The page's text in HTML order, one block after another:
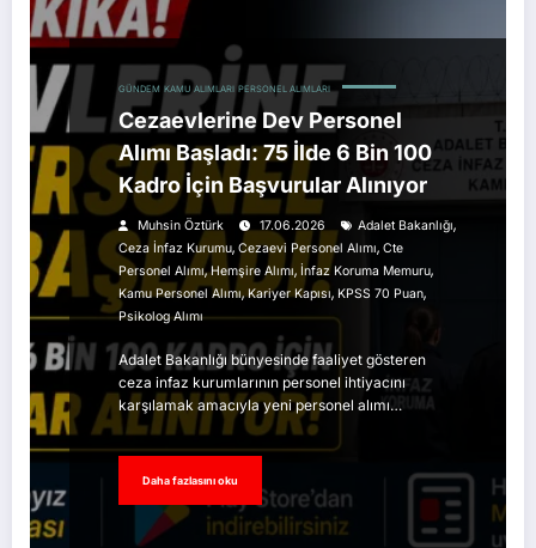
GÜNDEM KAMU ALIMLARI PERSONEL ALIMLARI
Cezaevlerine Dev Personel
Alımı Başladı: 75 İlde 6 Bin 100
Kadro İçin Başvurular Alınıyor
Muhsin Öztürk 17.06.2026 Adalet Bakanlığı,
Ceza İnfaz Kurumu, Cezaevi Personel Alımı, Cte
Personel Alımı,Hemşire Alımı, İnfaz Koruma Memuru,
Kamu Personel Alımı,Kariyer Kapısı, KPSS 70 Puan,
Psikolog Alımı
Adalet Bakanlığı bünyesinde faaliyet gösteren
ceza infaz kurumlarının personel ihtiyacını
karşılamak amacıyla yeni personel alımı…
Daha fazlasını oku